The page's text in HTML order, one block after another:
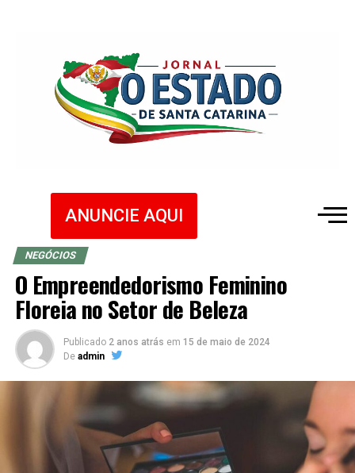
ANUNCIE AQUI
NEGÓCIOS
O Empreendedorismo Feminino
Floreia no Setor de Beleza
Publicado 2 anos atrás em 15 de maio de 2024
De admin